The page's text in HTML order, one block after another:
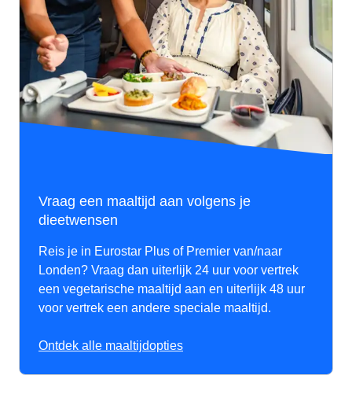
Vraag een maaltijd aan volgens je
dieetwensen
Reis je in Eurostar Plus of Premier van/naar
Londen? Vraag dan uiterlijk 24 uur voor vertrek
een vegetarische maaltijd aan en uiterlijk 48 uur
voor vertrek een andere speciale maaltijd.
Ontdek alle maaltijdopties